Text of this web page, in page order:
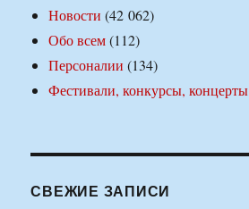
Новости (42 062)
Обо всем(112)
Персоналии (134)
Фестивали, конкурсы, концерты
СВЕЖИЕ ЗАПИСИ